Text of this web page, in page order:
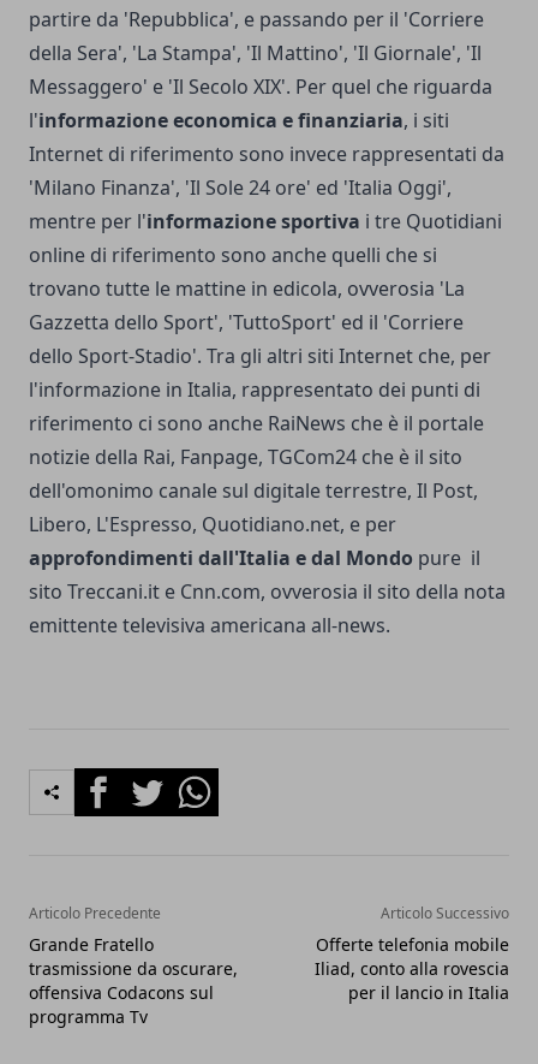
partire da 'Repubblica', e passando per il 'Corriere
della Sera', 'La Stampa', 'Il Mattino', 'Il Giornale', 'Il
Messaggero' e 'Il Secolo XIX'. Per quel che riguarda
l'informazione economica e finanziaria, i siti
Internet di riferimento sono invece rappresentati da
'Milano Finanza', 'Il Sole 24 ore' ed 'Italia Oggi',
mentre per l'informazione sportiva i tre Quotidiani
online di riferimento sono anche quelli che si
trovano tutte le mattine in edicola, ovverosia 'La
Gazzetta dello Sport', 'TuttoSport' ed il 'Corriere
dello Sport-Stadio'. Tra gli altri siti Internet che, per
l'informazione in Italia, rappresentato dei punti di
riferimento ci sono anche RaiNews che è il portale
notizie della Rai, Fanpage, TGCom24 che è il sito
dell'omonimo canale sul digitale terrestre, Il Post,
Libero, L'Espresso, Quotidiano.net, e per
approfondimenti dall'Italia e dal Mondo pure il
sito Treccani.it e Cnn.com, ovverosia il sito della nota
emittente televisiva americana all-news.
FacebookTwitterWhatsapp
Articolo Precedente
Grande Fratello
trasmissione da oscurare,
offensiva Codacons sul
programma Tv
Articolo Successivo
Offerte telefonia mobile
Iliad, conto alla rovescia
per il lancio in Italia